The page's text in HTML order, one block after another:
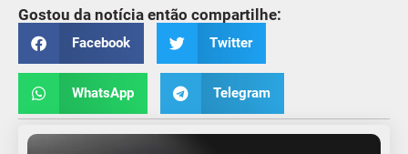
Gostou da notícia então compartilhe:
Facebook Twitter
WhatsApp Telegram